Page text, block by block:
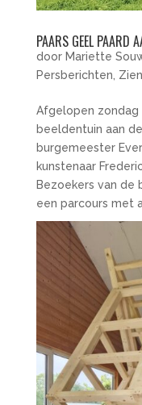
PAARS GEEL PAARD
door Mariette
Persberichten,
Afgelopen zondag
beeldentuin aan
burgemeester
kunstenaar
Bezoekers van
een parcours met